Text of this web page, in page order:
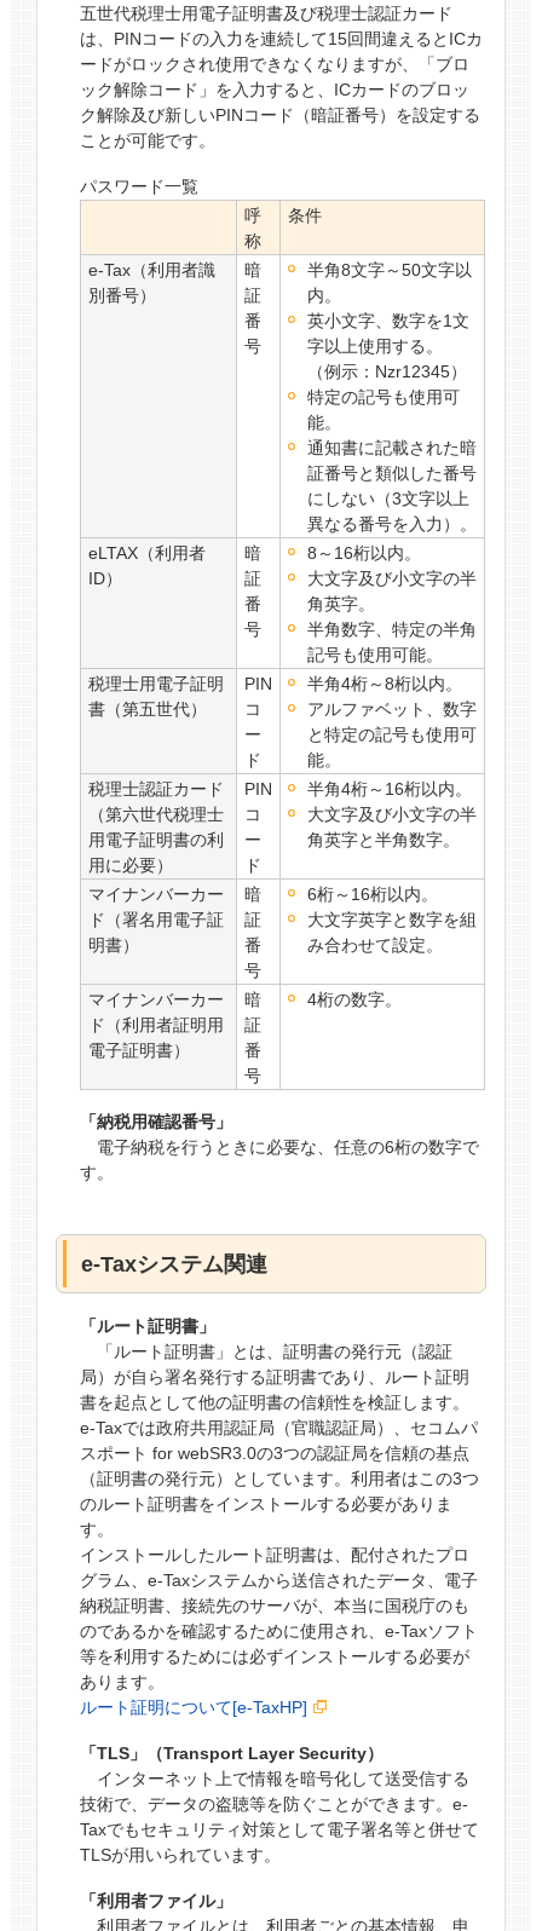
五世代税理士用電子証明書及び税理士認証カード
は、PINコードの入力を連続して15回間違えるとICカ
ードがロックされ使用できなくなりますが、「ブロ
ック解除コード」を入力すると、ICカードのブロッ
ク解除及び新しいPINコード（暗証番号）を設定する
ことが可能です。
パスワード一覧
呼
称
条件
e-Tax（利用者識
別番号）
暗
証
番
号
半角8文字～50文字以
内。
英小文字、数字を1文
字以上使用する。
（例示：Nzr12345）
特定の記号も使用可
能。
通知書に記載された暗
証番号と類似した番号
にしない（3文字以上
異なる番号を入力）。
eLTAX（利用者
ID）
暗
証
番
号
8～16桁以内。
大文字及び小文字の半
角英字。
半角数字、特定の半角
記号も使用可能。
税理士用電子証明
書（第五世代）
PIN
コ
ー
ド
半角4桁～8桁以内。
アルファベット、数字
と特定の記号も使用可
能。
税理士認証カード
（第六世代税理士
用電子証明書の利
用に必要）
PIN
コ
ー
ド
半角4桁～16桁以内。
大文字及び小文字の半
角英字と半角数字。
マイナンバーカー
ド（署名用電子証
明書）
暗
証
番
号
6桁～16桁以内。
大文字英字と数字を組
み合わせて設定。
マイナンバーカー
ド（利用者証明用
電子証明書）
暗
証
番
号
4桁の数字。
「納税用確認番号」
電子納税を行うときに必要な、任意の6桁の数字で
す。
e-Taxシステム関連
「ルート証明書」
「ルート証明書」とは、証明書の発行元（認証
局）が自ら署名発行する証明書であり、ルート証明
書を起点として他の証明書の信頼性を検証します。
e-Taxでは政府共用認証局（官職認証局）、セコムパ
スポート for webSR3.0の3つの認証局を信頼の基点
（証明書の発行元）としています。利用者はこの3つ
のルート証明書をインストールする必要がありま
す。
インストールしたルート証明書は、配付されたプロ
グラム、e-Taxシステムから送信されたデータ、電子
納税証明書、接続先のサーバが、本当に国税庁のも
のであるかを確認するために使用され、e-Taxソフト
等を利用するためには必ずインストールする必要が
あります。
ルート証明について[e-TaxHP]
「TLS」（Transport Layer Security）
インターネット上で情報を暗号化して送受信する
技術で、データの盗聴等を防ぐことができます。e-
Taxでもセキュリティ対策として電子署名等と併せて
TLSが用いられています。
「利用者ファイル」
利用者ファイルとは、利用者ごとの基本情報、申